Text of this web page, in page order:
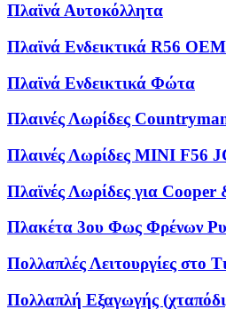
Πλαϊνά Αυτοκόλλητα
Πλαϊνά Ενδεικτικά R56 OEM
Πλαϊνά Ενδεικτικά Φώτα
Πλαινές Λωρίδες
Πλαινές Λωρίδες MINI F56
Πλαϊνές Λωρίδες για Cooper
Πλακέτα 3ου Φως Φρένων
Πολλαπλές Λειτουργίες στο
Πολλαπλή Εξαγωγής